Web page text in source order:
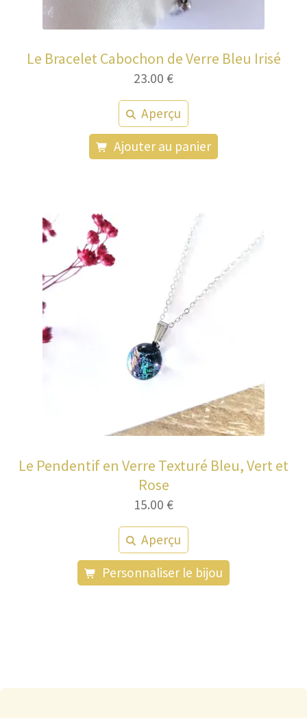
Le Bracelet Cabochon de Verre Bleu Irisé
23.00 €
Aperçu
Ajouter au panier
Le Pendentif en Verre Texturé Bleu, Vert et
Rose
15.00 €
Aperçu
Personnaliser le bijou